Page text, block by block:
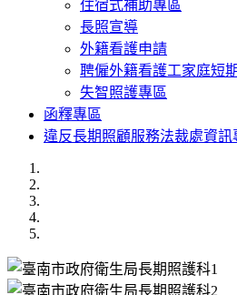
住宿式補助專區
長照宣導
外籍看護申請
聘僱外籍看護工家庭短
失智照護專區
函釋專區
違反長期照顧服務法裁處資訊